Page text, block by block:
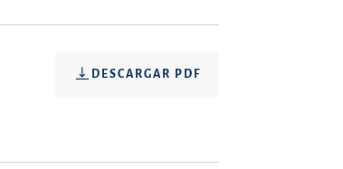
DESCARGAR PDF